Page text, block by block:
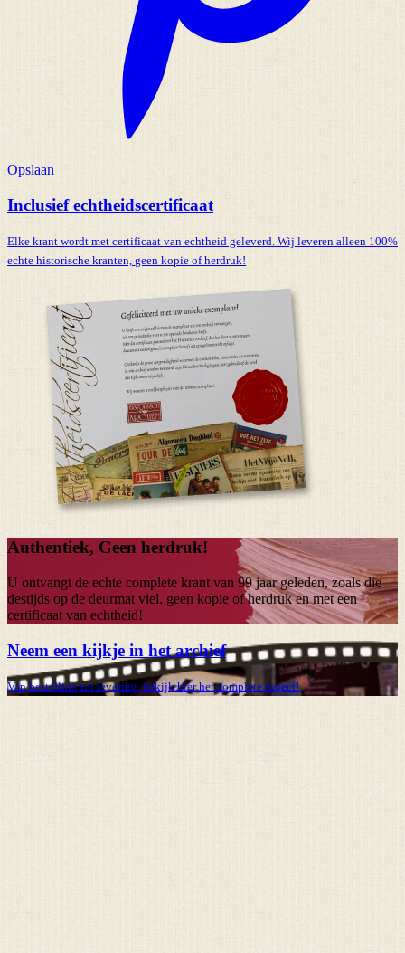
Opslaan
Inclusief echtheidscertificaat
Elke krant wordt met certificaat van echtheid geleverd. Wij leveren alleen 100%
echte historische kranten, geen kopie of herdruk!
Authentiek, Geen herdruk!
U ontvangt de echte complete krant van 99 jaargeleden, zoals die
destijds op de deurmat viel, geen kopie of herdruk en met een
certificaat van echtheid!
Neem een kijkje in het archief
Van bestelling tot levering, bekijk hier het complete traject!